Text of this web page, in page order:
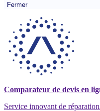
Fermer
Comparateur de devis en
Service innovant de